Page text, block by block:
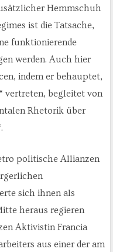
Hemmschuh
ist die Tatsache,
funktionierende
werden. Auch hier
indem er behauptet,
vertreten, begleitet von
Rhetorik über
politische Allianzen
sich ihnen als
heraus regieren
Aktivistin Francia
aus einer der am